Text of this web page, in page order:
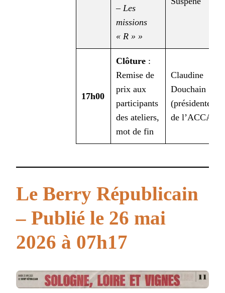
– Les
missions
« R » »
17h00
Clôture :
Remise de
prix aux
participants
des ateliers,
mot de fin
Claudine
Douchain
(présidente
de l’ACCA)
Le Berry Républicain
– Publié le 26 mai
2026 à 07h17